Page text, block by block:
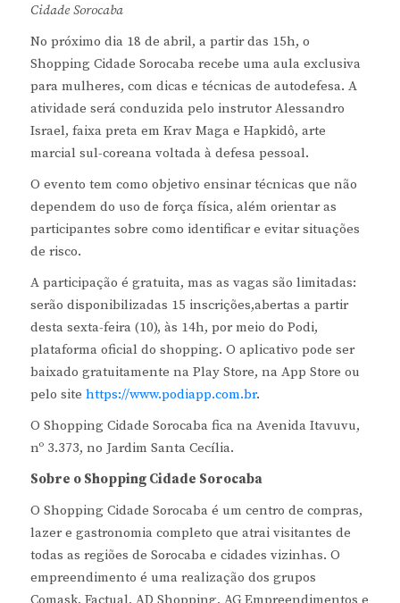
Cidade Sorocaba
No próximo dia 18 de abril, a partir das 15h, o
Shopping Cidade Sorocaba recebe uma aula exclusiva
para mulheres, com dicas e técnicas de autodefesa. A
atividade será conduzida pelo instrutor Alessandro
Israel, faixa preta em Krav Maga e Hapkidô, arte
marcial sul-coreana voltada à defesa pessoal.
O evento tem como objetivo ensinar técnicas que não
dependem do uso de força física, além orientar as
participantes sobre como identificar e evitar situações
de risco.
A participação é gratuita, mas as vagas são limitadas:
serão disponibilizadas 15 inscrições,abertas a partir
desta sexta-feira (10), às 14h, por meio do Podi,
plataforma oficial do shopping. O aplicativo pode ser
baixado gratuitamente na Play Store, na App Store ou
pelo site https://www.podiapp.com.br.
O Shopping Cidade Sorocaba fica na Avenida Itavuvu,
nº 3.373, no Jardim Santa Cecília.
Sobre o Shopping Cidade Sorocaba
O Shopping Cidade Sorocaba é um centro de compras,
lazer e gastronomia completo que atrai visitantes de
todas as regiões de Sorocaba e cidades vizinhas. O
empreendimento é uma realização dos grupos